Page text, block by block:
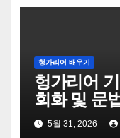
헝가리어 배우기
헝가리어
회화 및 문법
5월 31, 2026